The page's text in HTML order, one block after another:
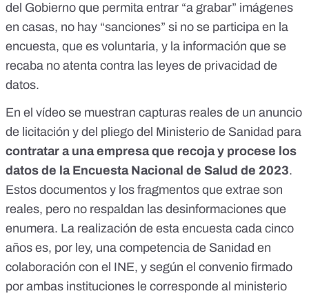
del Gobierno que permita entrar “a grabar” imágenes
en casas, no hay “sanciones” si no se participa en la
encuesta, que es voluntaria, y la información que se
recaba no atenta contra las leyes de privacidad de
datos.
En el vídeo se muestran capturas reales de un anuncio
de licitación y del pliego del Ministerio de Sanidad para
contratar a una empresa que recoja y procese los
datos de la Encuesta Nacional de Salud de 2023.
Estos documentos y los fragmentos que extrae son
reales, pero no respaldan las desinformaciones que
enumera. La realización de esta encuesta cada cinco
años es, por ley, una competencia de Sanidad en
colaboración con el INE, y según el convenio firmado
por ambas instituciones le corresponde al ministerio